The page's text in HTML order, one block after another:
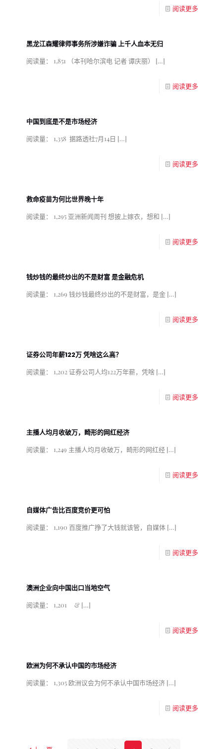
阅读更多
黑龙江森耀律师事务所涉嫌诈骗 上千人血本无归
阅读量： 1,851 （本刊哈尔滨电 记者 谭庆丽） […]
阅读更多
中国到底是不是市场经济
阅读量： 1,358 据路透社7月14日 […]
阅读更多
救命疫苗为何比世界晚十年
阅读量： 1,295 亚洲新闻周刊 想披上嫁衣，想和 […]
阅读更多
钱炒钱的最终炒出的不是财富 是金融危机
阅读量： 1,269 钱炒钱最终炒出的不是财富，是金 […]
阅读更多
证券公司年薪122万 凭啥这么高？
阅读量： 1,202 证券公司人均122万年薪，凭啥 […]
阅读更多
主播人均月收破万，畸形的网红经济
阅读量： 1,249 主播人均月收破万，畸形的网红经 […]
阅读更多
自媒体广告比百度竞价更可怕
阅读量： 1,190 百度推广挣了大钱就该管，自媒体 […]
阅读更多
澳洲企业向中国出口当地空气
阅读量： 1,201 & […]
阅读更多
欧洲为何不承认中国的市场经济
阅读量： 1,305 欧洲议会为何不承认中国市场经济 […]
阅读更多